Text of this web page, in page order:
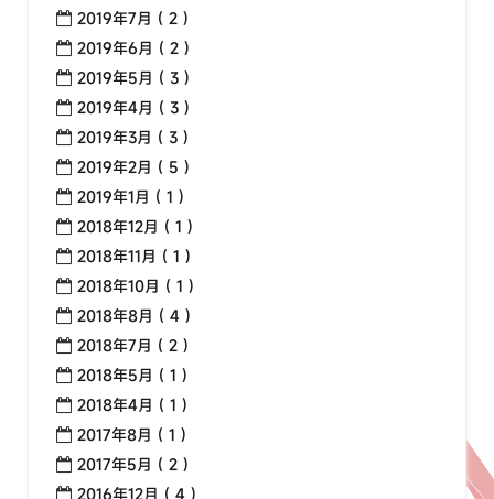
2019年7月 ( 2 )
2019年6月 ( 2 )
2019年5月 ( 3 )
2019年4月 ( 3 )
2019年3月 ( 3 )
2019年2月 ( 5 )
2019年1月 ( 1 )
2018年12月 ( 1 )
2018年11月 ( 1 )
2018年10月 ( 1 )
2018年8月 ( 4 )
2018年7月 ( 2 )
2018年5月 ( 1 )
2018年4月 ( 1 )
2017年8月 ( 1 )
2017年5月 ( 2 )
2016年12月 ( 4 )